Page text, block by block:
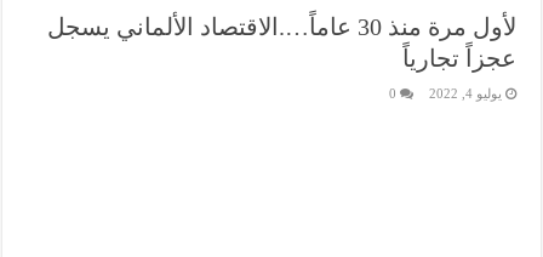
لأول مرة منذ 30 عاماً….الاقتصاد الألماني يسجل
عجزاً تجارياً
يوليو 4, 2022 0